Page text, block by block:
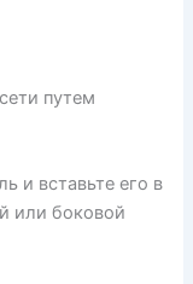
путем
и вставьте его в
или боковой